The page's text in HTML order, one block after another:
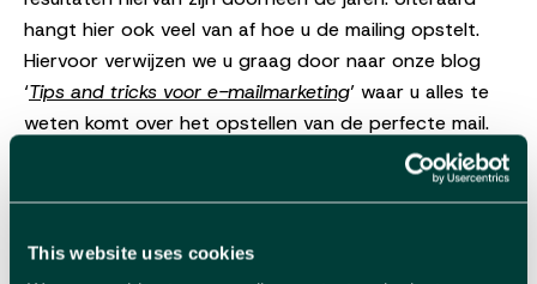
This website uses cookies
hangt hier ook veel van af hoe u de mailing opstelt.
Hiervoor verwijzen we u graag door naar onze blog
‘Tips and tricks voor e-mailmarketing’ waar u alles te
weten komt over het opstellen van de perfecte mail.
Had u graag nog verdere informatie ontvangen over
de cijfers of hebt u interesse om samen uw campagne
specialistKim, dan helpen we u graag verder.